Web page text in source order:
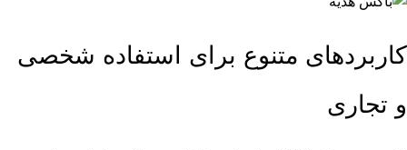
کاربردهای متنوع برای استفاده شخصی
و تجاری